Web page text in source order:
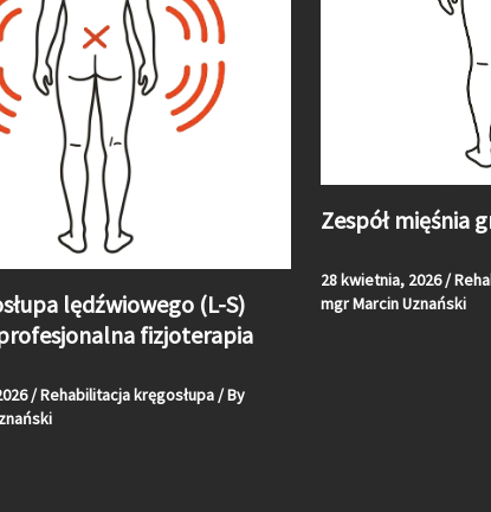
lędźwiowego (L-S)
fizjoterapia
/Rehabilitacja kręgosłupa/ By
Zespół mięśnia
28 kwietnia, 2026/
mgr Marcin Uznański